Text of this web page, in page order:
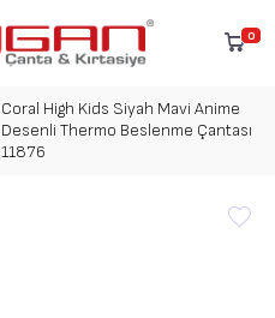
0
Coral High Kids Siyah Mavi Anime
Desenli Thermo Beslenme Çantası
11876